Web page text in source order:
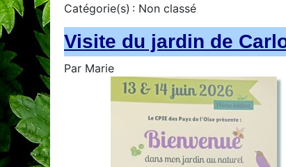
Catégorie(s) : Non classé
Visite du jardin de
Par Marie